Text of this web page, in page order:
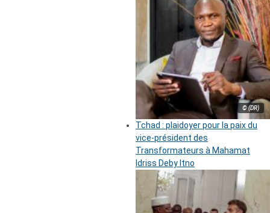
© (DR)
Tchad : plaidoyer pour la paix du
vice-président des
Transformateurs à Mahamat
Idriss Deby Itno